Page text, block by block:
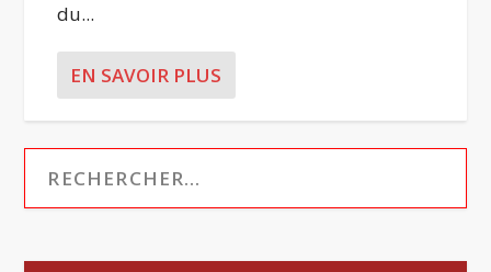
du...
EN SAVOIR PLUS